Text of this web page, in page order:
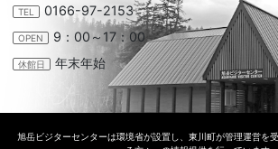
TEL 0166-97-2153
OPEN 9：00～17：00
休館日 年末年始
旭岳ビジターセンターは環境省が設置し、東川町が管理運営を